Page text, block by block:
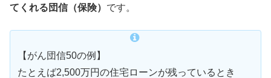
てくれる団信（保険） です。
【がん団信50の例】
たとえば2,500万円の住宅ローンが残っているとき